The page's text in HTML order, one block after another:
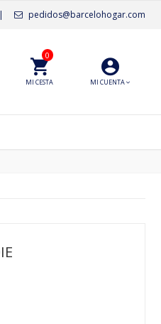
pedidos@barcelohogar.com
|
MI CUENTA
MI CESTA
0